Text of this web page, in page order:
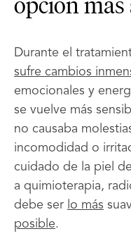
Durante el
sufre cambios
emocionales y
se vuelve más
no causaba
incomodidad o
cuidado de la piel
a quimioterapia,
debe ser lo más
posible.